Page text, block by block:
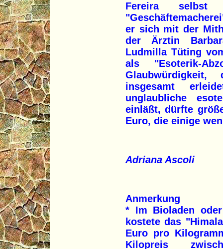
Fereira selbst
er sich mit der
der Ärztin
Ludmilla Tüting
als "Esoterik-
Glaubwürdigkeit,
insgesamt
unglaubliche
einläßt, dürfte
Euro, die einige
Adriana Ascoli
Anmerkung
* Im Bioladen
kostete das
Euro pro
Kilopreis